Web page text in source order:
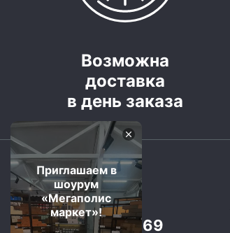
Возможна
доставка
в день заказа
Москва и область
+7 (499) 325-75-69
Приглашаем в
шоурум
«Мегаполис
маркет»!